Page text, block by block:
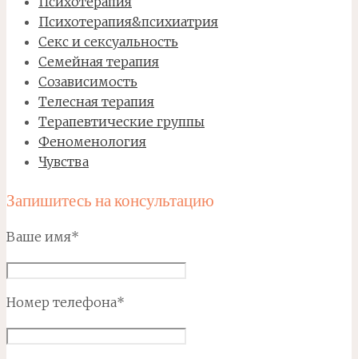
Психотерапия&психиатрия
Секс и сексуальность
Семейная терапия
Созависимость
Телесная терапия
Терапевтические группы
Феноменология
Чувства
Запишитесь на консультацию
Ваше имя*
Номер телефона*